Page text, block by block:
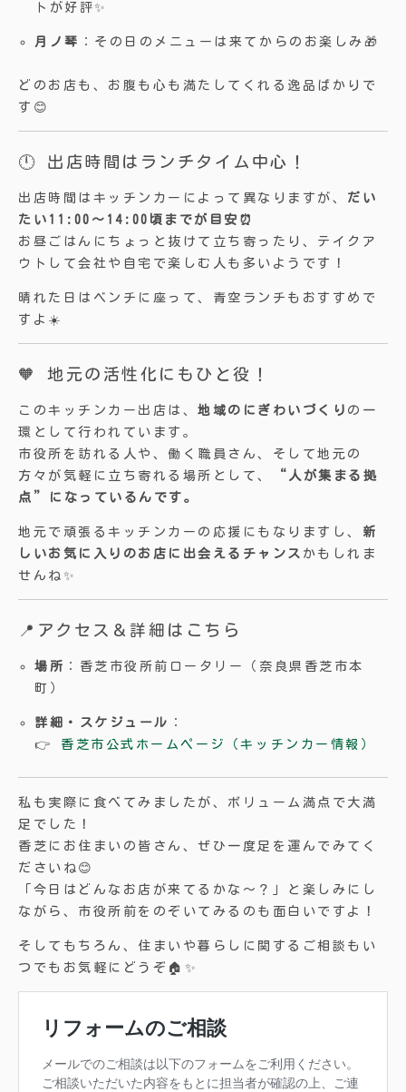
トが好評✨
月ノ琴 ：その日のメニューは来てからのお楽しみ🎁
どのお店も、お腹も心も満たしてくれる逸品ばかりで
す😊
🕛 出店時間はランチタイム中心！
出店時間はキッチンカーによって異なりますが、 だい
たい11:00〜14:00頃までが目安⏰
お昼ごはんにちょっと抜けて立ち寄ったり、テイクア
ウトして会社や自宅で楽しむ人も多いようです！
晴れた日はベンチに座って、青空ランチもおすすめで
すよ☀️
🧡 地元の活性化にもひと役！
このキッチンカー出店は、地域のにぎわいづくり の一
環として行われています。
市役所を訪れる人や、働く職員さん、そして地元の
方々が気軽に立ち寄れる場所として、
“人が集まる拠
点”になっているんです。
地元で頑張るキッチンカーの応援にもなりますし、 新
しいお気に入りのお店に出会えるチャンス かもしれま
せんね✨
📍アクセス＆詳細はこちら
場所 ：香芝市役所前ロータリー（奈良県香芝市本
町）
詳細・スケジュール
：
👉 香芝市公式ホームページ（キッチンカー情報）
私も実際に食べてみましたが、ボリューム満点で大満
足でした！
香芝にお住まいの皆さん、ぜひ一度足を運んでみてく
ださいね😊
「今日はどんなお店が来てるかな〜？」と楽しみにし
ながら、市役所前をのぞいてみるのも面白いですよ！
そしてもちろん、住まいや暮らしに関するご相談もい
つでもお気軽にどうぞ🏠✨